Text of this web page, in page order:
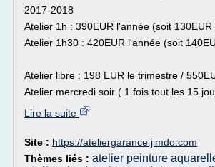
2017-2018
Atelier 1h : 390EUR l'année (soit
Atelier 1h30 : 420EUR l'année (soit
Atelier libre : 198 EUR le trimestre /
Atelier mercredi soir ( 1 fois tout les 15
Lire la suite
Site : https://ateliergarance.jimdo.com
Thèmes liés : atelier peinture